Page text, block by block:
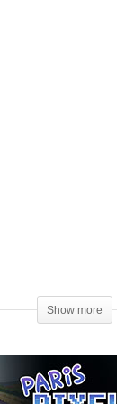
Show more